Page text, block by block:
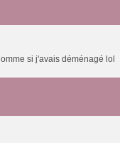
si j'avais déménagé lol